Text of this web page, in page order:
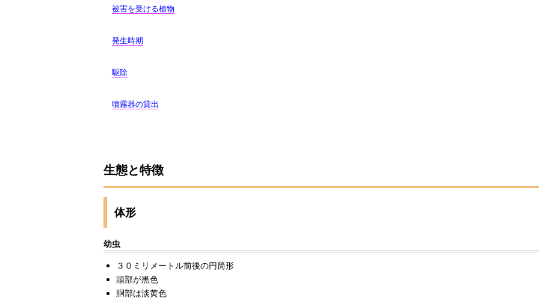
被害を受ける植物
発生時期
駆除
噴霧器の貸出
生態と特徴
体形
幼虫
３０ミリメートル前後の円筒形
頭部が黒色
胴部は淡黄色